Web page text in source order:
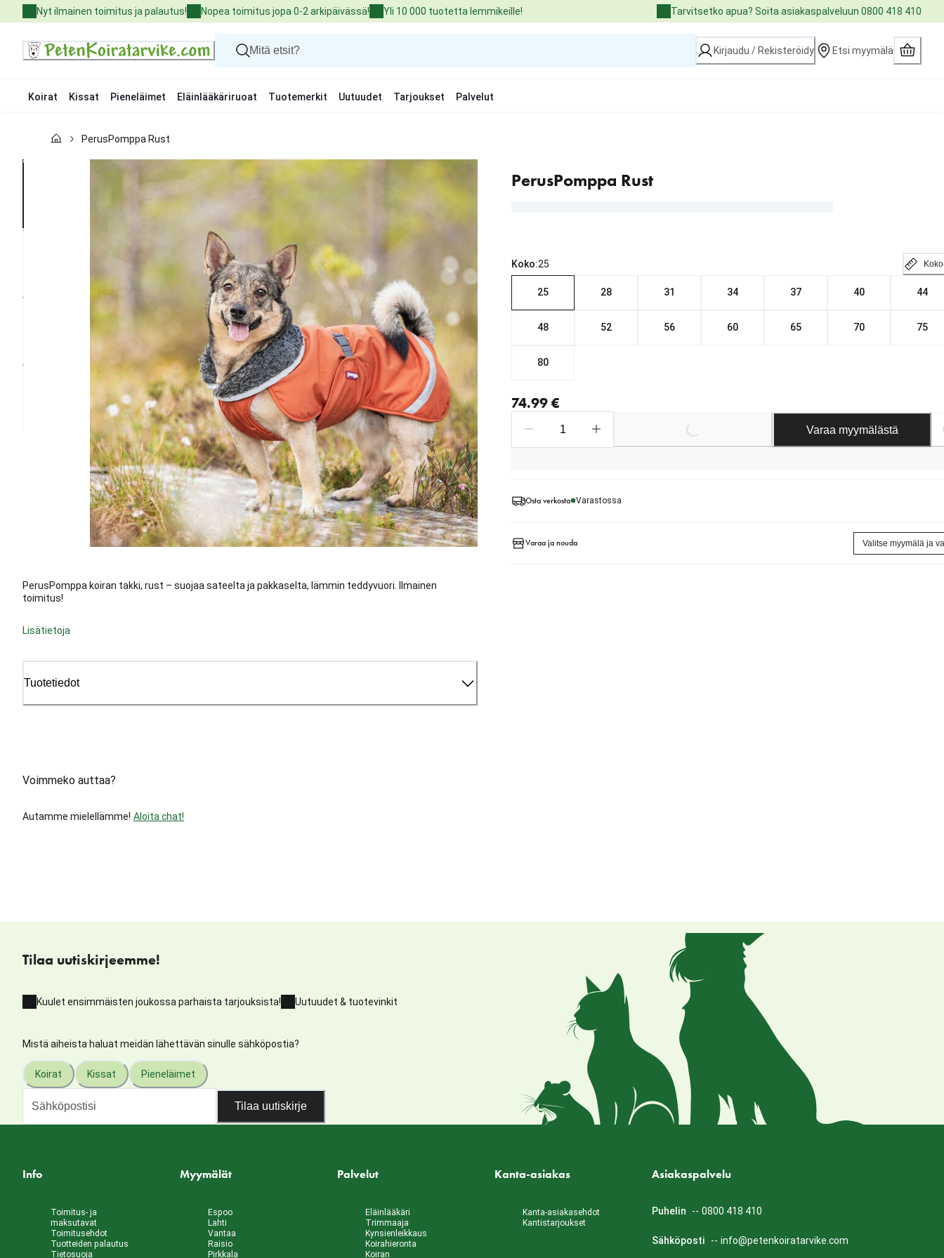
to
Nyt ilmainen toimitus ja palautus! Nopea toimitus jopa 0-2 arkipäivässä! Yli 10 000 tuotetta lemmikeille! Tarvitsetko apua? Soita asiakaspalveluun 0800 418 410
Kirjaudu / Rekisteröidy Etsi myymälä
Koirat Kissat Pieneläimet Eläinlääkäriruoat Tuotemerkit Uutuudet Tarjoukset Palvelut
Kissat
PerusPomppa Rust
PerusPomppa Rust
PerusPomppa koiran takki, rust – suojaa sateelta ja pakkaselta, lämmin teddyvuori. Ilmainen
toimitus!
Lisätietoja
Tuotetiedot
Voimmeko auttaa?
Autamme mielellämme! Aloita chat!
Koko:25
25 28 31 34 37 40 44
48 52 56 60 65 70 75
80
74.99 €
Varaa myymälästä
Osta verkosta Varastossa
Varaa ja nouda Valitse myymälä ja
Tilaa uutiskirjeemme!
Kuulet ensimmäisten joukossa parhaista tarjouksista! Uutuudet & tuotevinkit
Mistä aiheista haluat meidän lähettävän sinulle sähköpostia?
Koirat Kissat Pieneläimet
Tilaa uutiskirje
Info
Toimitus- ja
maksutavat
Toimitusehdot
Tuotteiden palautus
Tietosuoja
Myymälät
Espoo
Lahti
Vantaa
Raisio
Pirkkala
Palvelut
Eläinlääkäri
Trimmaaja
Kynsienleikkaus
Koirahieronta
Koiran
Kanta-asiakas
Kanta-asiakasehdot
Kantistarjoukset
Asiakaspalvelu
Puhelin -- 0800 418 410
Sähköposti -- info@petenkoiratarvike.com